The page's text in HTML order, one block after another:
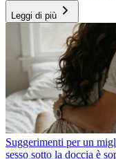
Leggi di più
Suggerimenti per un
sesso sotto la doccia è